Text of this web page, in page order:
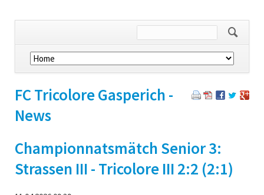
navigation
FC Tricolore Gasperich -
News
Championnatsmätch Senior 3:
Strassen III - Tricolore III 2:2 (2:1)